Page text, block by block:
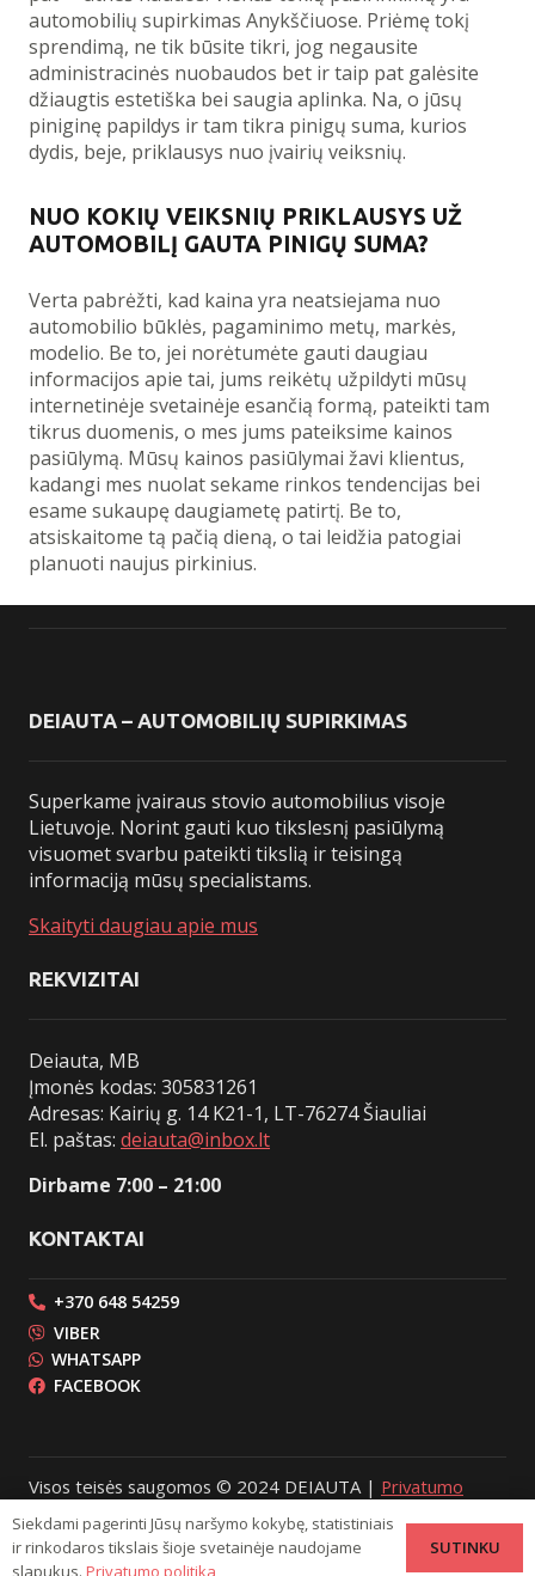
automobilių supirkimas Anykščiuose. Priėmę tokį
sprendimą, ne tik būsite tikri, jog negausite
administracinės nuobaudos bet ir taip pat galėsite
džiaugtis estetiška bei saugia aplinka. Na, o jūsų
piniginę papildys ir tam tikra pinigų suma, kurios
dydis, beje, priklausys nuo įvairių veiksnių.
NUO KOKIŲ VEIKSNIŲ PRIKLAUSYS UŽ
AUTOMOBILĮ GAUTA PINIGŲ SUMA?
Verta pabrėžti, kad kaina yra neatsiejama nuo
automobilio būklės, pagaminimo metų, markės,
modelio. Be to, jei norėtumėte gauti daugiau
informacijos apie tai, jums reikėtų užpildyti mūsų
internetinėje svetainėje esančią formą, pateikti tam
tikrus duomenis, o mes jums pateiksime kainos
pasiūlymą. Mūsų kainos pasiūlymai žavi klientus,
kadangi mes nuolat sekame rinkos tendencijas bei
esame sukaupę daugiametę patirtį. Be to,
atsiskaitome tą pačią dieną, o tai leidžia patogiai
planuoti naujus pirkinius.
DEIAUTA – AUTOMOBILIŲ SUPIRKIMAS
Superkame įvairaus stovio automobilius visoje
Lietuvoje. Norint gauti kuo tikslesnį pasiūlymą
visuomet svarbu pateikti tikslią ir teisingą
informaciją mūsų specialistams.
Skaityti daugiau apie mus
REKVIZITAI
Deiauta, MB
Įmonės kodas: 305831261
Adresas: Kairių g. 14 K21-1, LT-76274 Šiauliai
El. paštas: deiauta@inbox.lt
Dirbame 7:00 – 21:00
KONTAKTAI
+370 648 54259
VIBER
WHATSAPP
FACEBOOK
Visos teisės saugomos © 2024 DEIAUTA | Privatumo
politika
Internetinių svetainių kūrimas |
Siekdami pagerinti Jūsų naršymo kokybę, statistiniais
ir rinkodaros tikslais šioje svetainėje naudojame
slapukus. Privatumo politika
SUTINKU